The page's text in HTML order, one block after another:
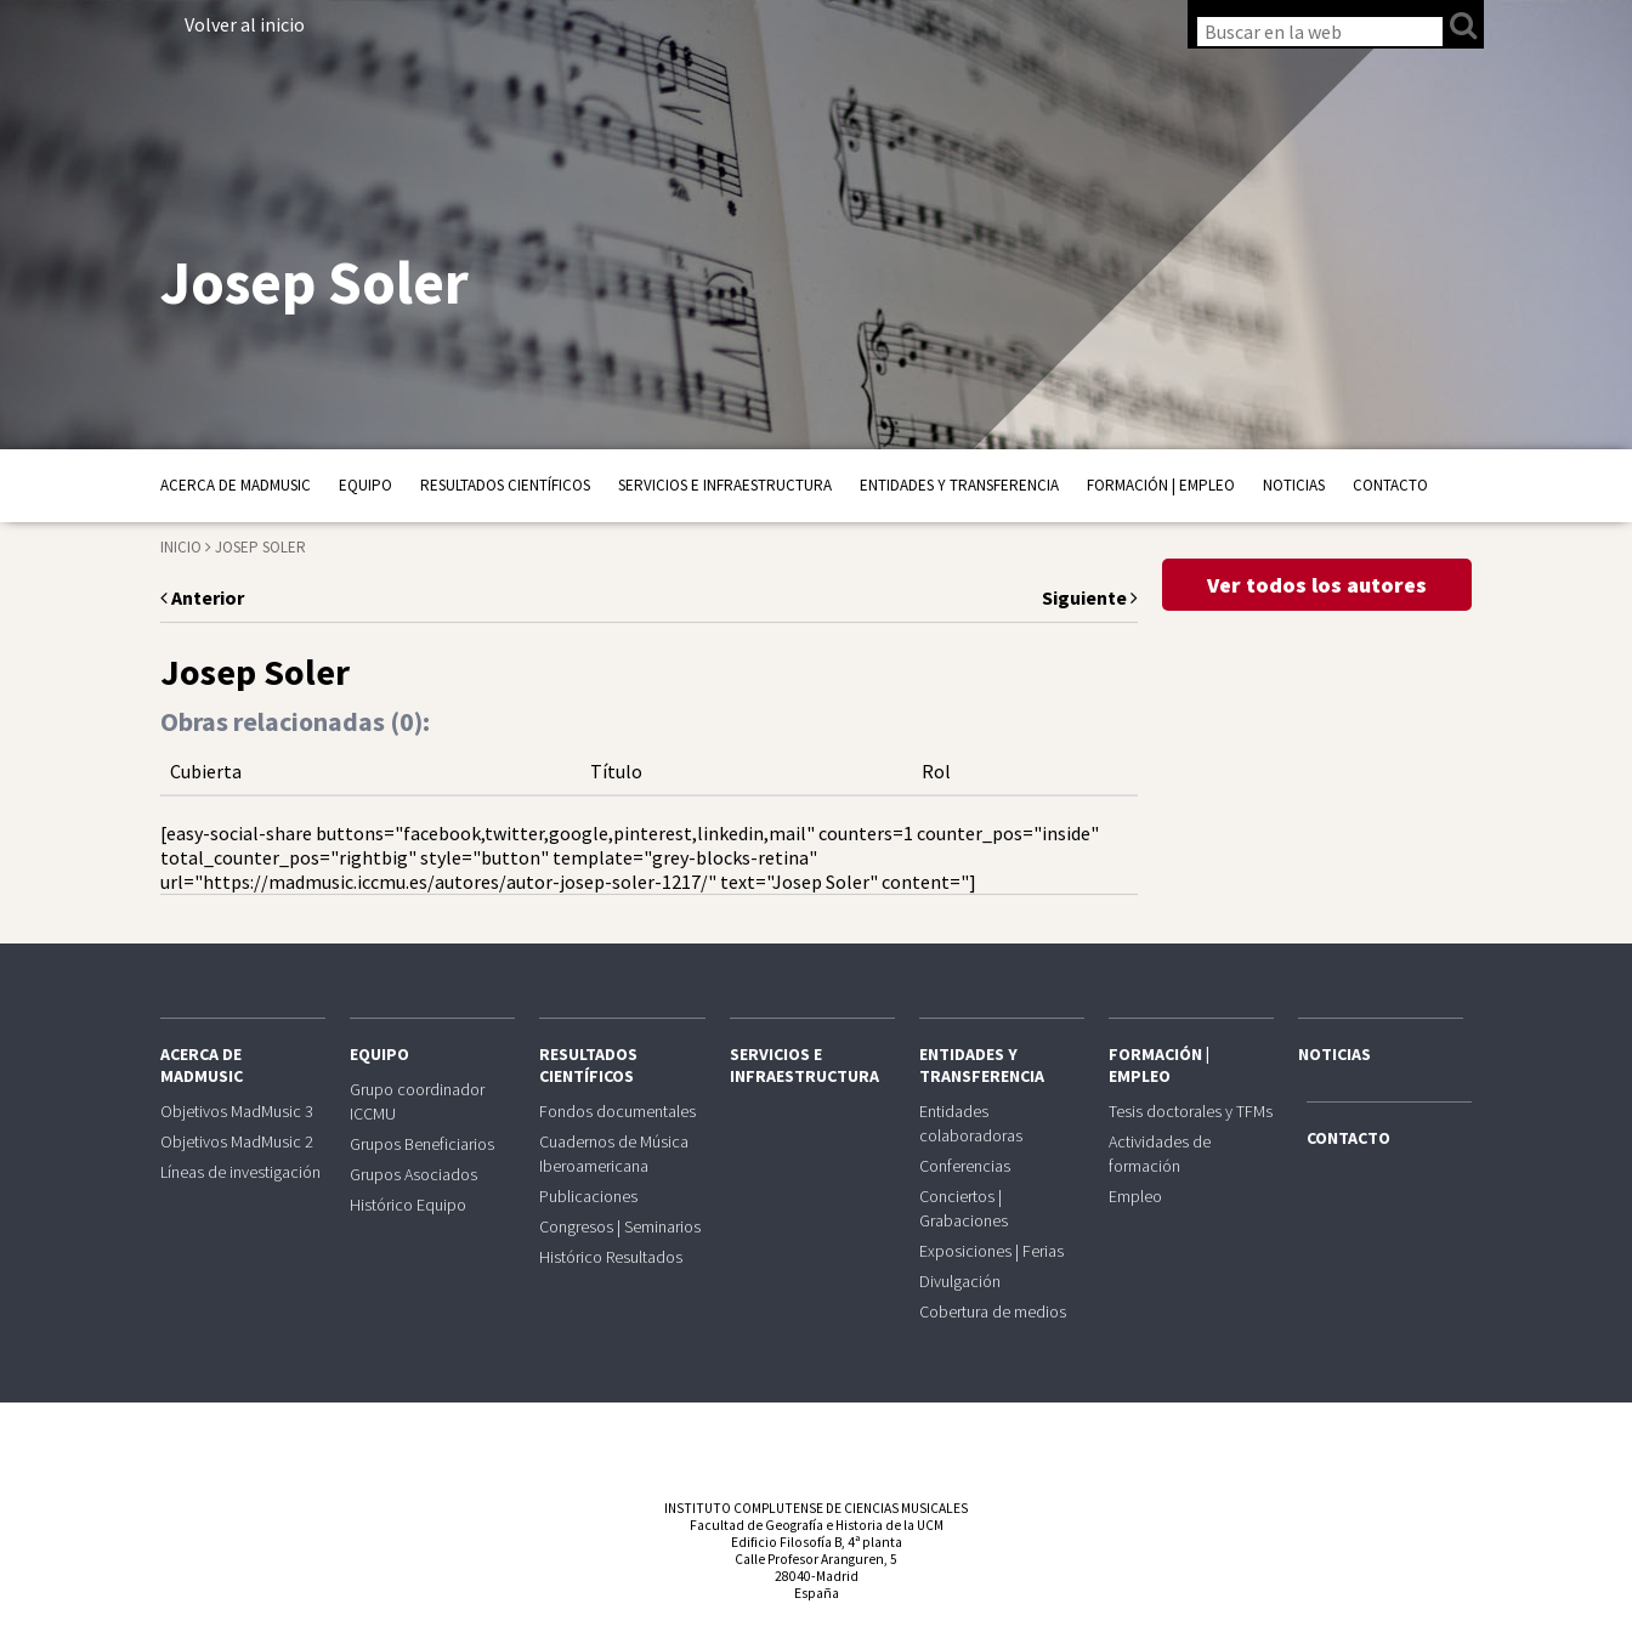
Volver al inicio
Josep Soler
ACERCA DE MADMUSIC EQUIPO RESULTADOS CIENTÍFICOS SERVICIOS E INFRAESTRUCTURA ENTIDADES Y TRANSFERENCIA FORMACIÓN | EMPLEO NOTICIAS CONTACTO
INICIO JOSEP SOLER
Anterior Siguiente
Josep Soler
Obras relacionadas (0):
Cubierta Título Rol
[easy-social-share buttons="facebook,twitter,google,pinterest,linkedin,mail" counters=1 counter_pos="inside"
total_counter_pos="rightbig" style="button" template="grey-blocks-retina"
url="https://madmusic.iccmu.es/autores/autor-josep-soler-1217/" text="Josep Soler" content="]
Ver todos los autores
ACERCA DE
MADMUSIC
Objetivos MadMusic 3
Objetivos MadMusic 2
Líneas de investigación
EQUIPO
Grupo coordinador
ICCMU
Grupos Beneficiarios
Grupos Asociados
Histórico Equipo
RESULTADOS
CIENTÍFICOS
Fondos documentales
Cuadernos de Música
Iberoamericana
Publicaciones
Congresos | Seminarios
Histórico Resultados
SERVICIOS E
INFRAESTRUCTURA
ENTIDADES Y
TRANSFERENCIA
Entidades
colaboradoras
Conferencias
Conciertos |
Grabaciones
Exposiciones | Ferias
Divulgación
Cobertura de medios
FORMACIÓN |
EMPLEO
Tesis doctorales y TFMs
Actividades de
formación
Empleo
NOTICIAS
CONTACTO
INSTITUTO COMPLUTENSE DE CIENCIAS MUSICALES
Facultad de Geografía e Historia de la UCM
Edificio Filosofía B, 4ª planta
Calle Profesor Aranguren, 5
28040-Madrid
España